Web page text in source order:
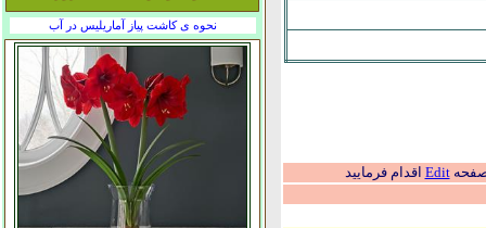
نحوه ی کاشت پیاز آماریلیس در آب
صفحهEdit اقدام فرمایید